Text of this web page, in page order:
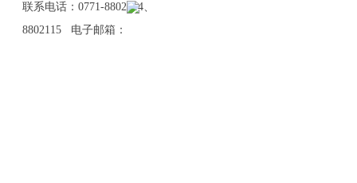
联系电话：0771-8802114、
8802115 电子邮箱：